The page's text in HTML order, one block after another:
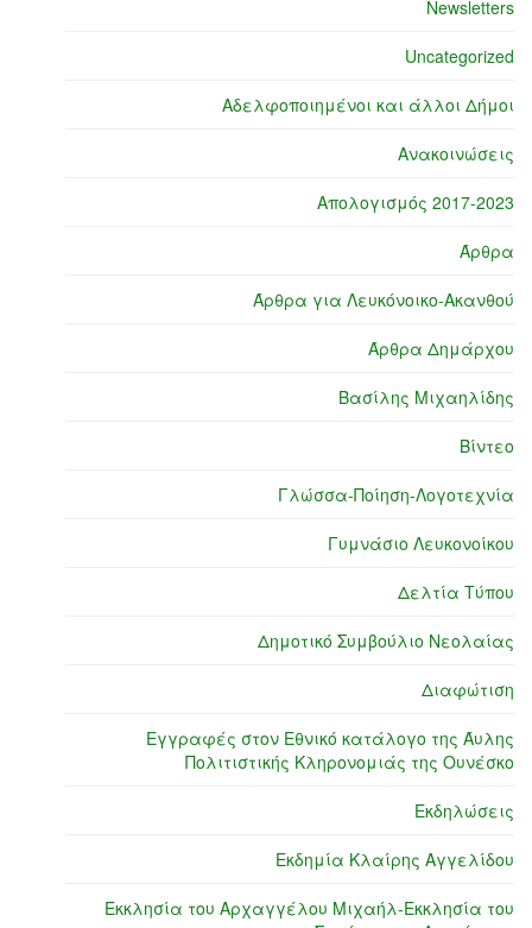
Newsletters
Uncategorized
Αδελφοποιημένοι και άλλοι Δήμοι
Ανακοινώσεις
Απολογισμός 2017-2023
Άρθρα
Άρθρα για Λευκόνοικο-Ακανθού
Άρθρα Δημάρχου
Βασίλης Μιχαηλίδης
Βίντεο
Γλώσσα-Ποίηση-Λογοτεχνία
Γυμνάσιο Λευκονοίκου
Δελτία Τύπου
Δημοτικό Συμβούλιο Νεολαίας
Διαφώτιση
Εγγραφές στον Εθνικό κατάλογο της Άυλης
Πολιτιστικής Κληρονομιάς της Ουνέσκο
Εκδηλώσεις
Εκδημία Κλαίρης Αγγελίδου
Εκκλησία του Αρχαγγέλου Μιχαήλ-Εκκλησία του